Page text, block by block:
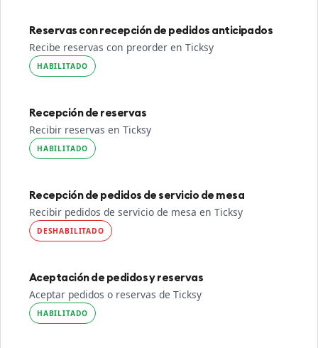
Reservas con recepción de pedidos anticipados
Recibe reservas con preorder en Ticksy
HABILITADO
Recepción de reservas
Recibir reservas en Ticksy
HABILITADO
Recepción de pedidos de servicio de mesa
Recibir pedidos de servicio de mesa en Ticksy
DESHABILITADO
Aceptación de pedidos y reservas
Aceptar pedidos o reservas de Ticksy
HABILITADO